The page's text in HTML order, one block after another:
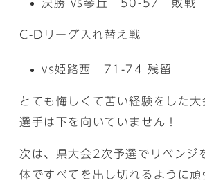
決勝 vs琴丘 50-57 敗戦
C-Dリーグ入れ替え戦
vs姫路西 71-74 残留
とても悔しくて苦い経験をした
選手は下を向いていません！
次は、県大会2次予選でリベンジ
体ですべてを出し切れるように頑